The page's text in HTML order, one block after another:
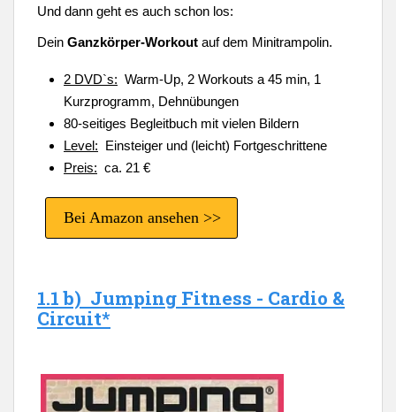
Und dann geht es auch schon los:
Dein Ganzkörper-Workout auf dem Minitrampolin.
2 DVD`s: Warm-Up, 2 Workouts a 45 min, 1
Kurzprogramm, Dehnübungen
80-seitiges Begleitbuch mit vielen Bildern
Level: Einsteiger und (leicht) Fortgeschrittene
Preis: ca. 21 €
Bei Amazon ansehen >>
1.1 b) Jumping Fitness - Cardio &
Circuit*